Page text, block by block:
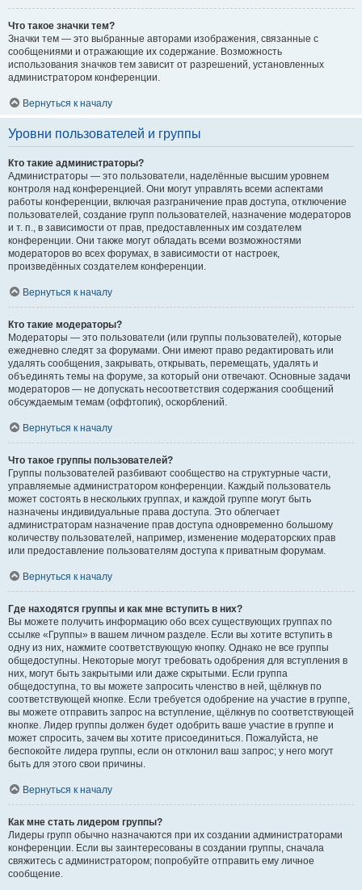
Что такое значки тем?
Значки тем — это выбранные авторами изображения, связанные с
сообщениями и отражающие их содержание. Возможность
использования значков тем зависит от разрешений, установленных
администратором конференции.
Вернуться к началу
Уровни пользователей и группы
Кто такие администраторы?
Администраторы — это пользователи, наделённые высшим уровнем
контроля над конференцией. Они могут управлять всеми аспектами
работы конференции, включая разграничение прав доступа, отключение
пользователей, создание групп пользователей, назначение модераторов
и т. п., в зависимости от прав, предоставленных им создателем
конференции. Они также могут обладать всеми возможностями
модераторов во всех форумах, в зависимости от настроек,
произведённых создателем конференции.
Вернуться к началу
Кто такие модераторы?
Модераторы — это пользователи (или группы пользователей), которые
ежедневно следят за форумами. Они имеют право редактировать или
удалять сообщения, закрывать, открывать, перемещать, удалять и
объединять темы на форуме, за который они отвечают. Основные задачи
модераторов — не допускать несоответствия содержания сообщений
обсуждаемым темам (оффтопик), оскорблений.
Вернуться к началу
Что такое группы пользователей?
Группы пользователей разбивают сообщество на структурные части,
управляемые администратором конференции. Каждый пользователь
может состоять в нескольких группах, и каждой группе могут быть
назначены индивидуальные права доступа. Это облегчает
администраторам назначение прав доступа одновременно большому
количеству пользователей, например, изменение модераторских прав
или предоставление пользователям доступа к приватным форумам.
Вернуться к началу
Где находятся группы и как мне вступить в них?
Вы можете получить информацию обо всех существующих группах по
ссылке «Группы» в вашем личном разделе. Если вы хотите вступить в
одну из них, нажмите соответствующую кнопку. Однако не все группы
общедоступны. Некоторые могут требовать одобрения для вступления в
них, могут быть закрытыми или даже скрытыми. Если группа
общедоступна, то вы можете запросить членство в ней, щёлкнув по
соответствующей кнопке. Если требуется одобрение на участие в группе,
вы можете отправить запрос на вступление, щёлкнув по соответствующей
кнопке. Лидер группы должен будет одобрить ваше участие в группе и
может спросить, зачем вы хотите присоединиться. Пожалуйста, не
беспокойте лидера группы, если он отклонил ваш запрос; у него могут
быть для этого свои причины.
Вернуться к началу
Как мне стать лидером группы?
Лидеры групп обычно назначаются при их создании администраторами
конференции. Если вы заинтересованы в создании группы, сначала
свяжитесь с администратором; попробуйте отправить ему личное
сообщение.